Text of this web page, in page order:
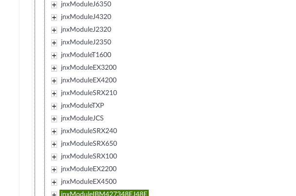
jnxModuleJ6350
jnxModuleJ4320
jnxModuleJ2320
jnxModuleJ2350
jnxModuleT1600
jnxModuleEX3200
jnxModuleEX4200
jnxModuleSRX210
jnxModuleTXP
jnxModuleJCS
jnxModuleSRX240
jnxModuleSRX650
jnxModuleSRX100
jnxModuleEX2200
jnxModuleEX4500